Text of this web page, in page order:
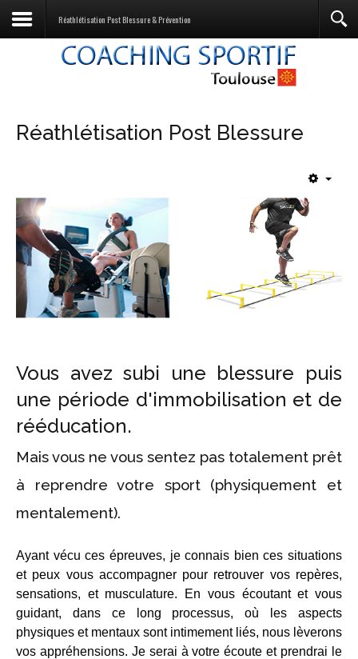
Réathlétisation Post Blessure & Prévention
Réathlétisation Post Blessure
Vous avez subi une blessure puis
une période d'immobilisation et de
rééducation.
Mais vous ne vous sentez pas totalement prêt
à reprendre votre sport (physiquement et
mentalement).
Ayant vécu ces épreuves, je connais bien ces situations
et peux vous accompagner pour retrouver vos repères,
sensations, et musculature. En vous écoutant et vous
guidant, dans ce long processus, où les aspects
physiques et mentaux sont intimement liés, nous lèverons
vos appréhensions. Je serai à votre écoute et prendrai le